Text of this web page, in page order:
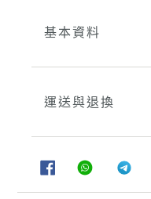
基本資料
運送與退換
FACEBOOK
分
享
WHATSAPP